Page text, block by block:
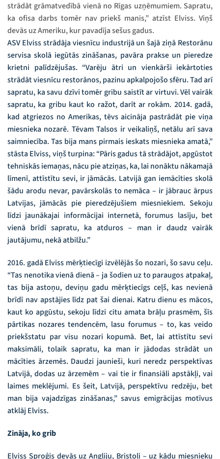
strādāt grāmatvedībā vienā no Rīgas uzņēmumiem. Sapratu,
ka ofisa darbs tomēr nav priekš manis,” atzīst Elviss. Viņš
devās uz Ameriku, kur pavadīja sešus gadus.
ASV Elviss strādāja viesnīcu industrijā un šajā ziņā Restorānu
servisa skolā iegūtās zināšanas, pavāra prakse un pieredze
krietni palīdzējušas. “Varēju ātri un vienkārši iekārtoties
strādāt viesnīcu restorānos, pazinu apkalpojošo sfēru. Tad arī
sapratu, ka savu dzīvi tomēr gribu saistīt ar virtuvi. Vēl vairāk
sapratu, ka gribu kaut ko ražot, darīt ar rokām. 2014. gadā,
kad atgriezos no Amerikas, tēvs aicināja pastrādāt pie viņa
miesnieka nozarē. Tēvam Talsos ir veikaliņš, netālu arī sava
saimniecība. Tas bija mans pirmais ieskats miesnieka amatā,”
stāsta Elviss, viņš turpina: “Pāris gadus tā strādājot, apgūstot
tehniskās iemaņas, nācu pie atziņas, ka, lai nonāktu nākamajā
līmenī, attīstītu sevi, ir jāmācās. Latvijā gan iemācīties skolā
šādu arodu nevar, pavārskolās to nemāca – ir jābrauc ārpus
Latvijas, jāmācās pie pieredzējušiem miesniekiem. Sekoju
līdzi jaunākajai informācijai internetā, forumus lasīju, bet
vienā brīdī sapratu, ka atduros – man ir daudz vairāk
jautājumu, nekā atbilžu.”
2016. gadā Elviss mērķtiecīgi izvēlējās šo nozari, šo savu ceļu.
“Tas nenotika vienā dienā – ja šodien uz to paraugos atpakaļ,
tas bija astoņu, deviņu gadu mērķtiecīgs ceļš, kas nevienā
brīdī nav apstājies līdz pat šai dienai. Katru dienu es mācos,
kaut ko apgūstu, sekoju līdzi citu amata brāļu prasmēm, šīs
pārtikas nozares tendencēm, lasu forumus – to, kas veido
priekšstatu par visu nozari kopumā. Bet, lai attīstītu sevi
maksimāli, tolaik sapratu, ka man ir jādodas strādāt un
mācīties ārzemēs. Daudzi jaunieši, kuri neredz perspektīvas
Latvijā, dodas uz ārzemēm – vai tie ir finansiāli apstākļi, vai
laimes meklējumi. Es šeit, Latvijā, perspektīvu redzēju, bet
man bija vajadzīgas zināšanas,” savus emigrācijas motīvus
atklāj Elviss.
Zināja, ko grib
Elviss Sproģis devās uz Angliju, Bristoli – uz kādu miesnieku